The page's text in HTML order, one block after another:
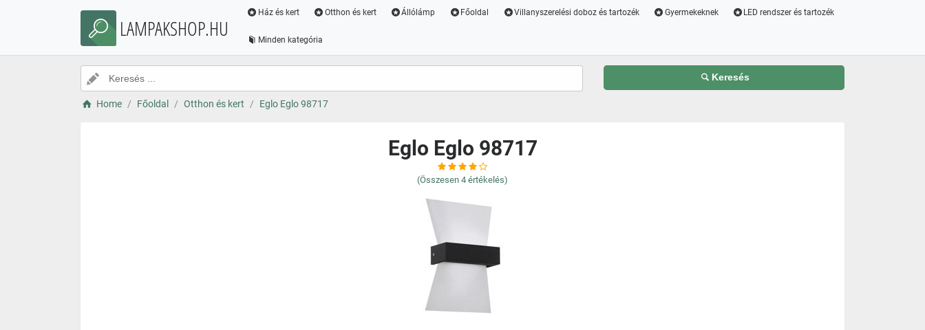
LAMPAKSHOP.HU
Ház és kert Otthon és kert Állólámp Főoldal Villanyszerelési doboz és tartozék Gyermekeknek LED rendszer és tartozék
Minden kategória
Keresés
Home Főoldal Otthon és kert Eglo Eglo 98717
Eglo Eglo 98717
(Összesen 4 értékelés)